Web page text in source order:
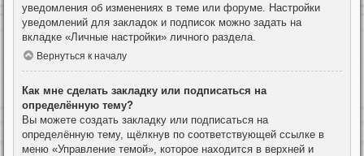
уведомления об изменениях в теме или форуме. Настройки
уведомлений для закладок и подписок можно задать на
вкладке «Личные настройки» личного раздела.
Вернуться к началу
Как мне сделать закладку или подписаться на
определённую тему?
Вы можете создать закладку или подписаться на
определённую тему, щёлкнув по соответствующей ссылке в
меню «Управление темой», которое находится в верхней и